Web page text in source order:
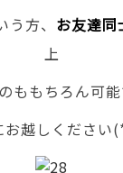
方、 お友達同
上
ももちろん可
お越しくださ